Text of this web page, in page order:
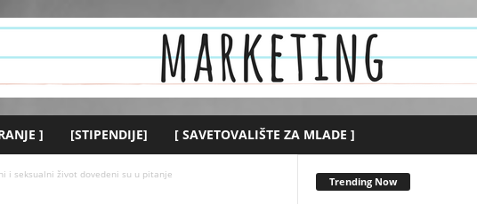
] [STIPENDIJE] [ SAVETOVALIŠTE ZA MLADE ]
i seksualni život dovedeni su u pitanje
Trending Now